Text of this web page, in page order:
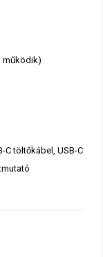
működik)
töltőkábel, USB-C